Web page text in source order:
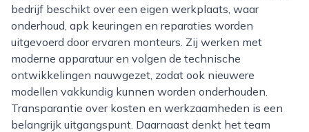
bedrijf beschikt over een eigen werkplaats, waar
onderhoud, apk keuringen en reparaties worden
uitgevoerd door ervaren monteurs. Zij werken met
moderne apparatuur en volgen de technische
ontwikkelingen nauwgezet, zodat ook nieuwere
modellen vakkundig kunnen worden onderhouden.
Transparantie over kosten en werkzaamheden is een
belangrijk uitgangspunt. Daarnaast denkt het team